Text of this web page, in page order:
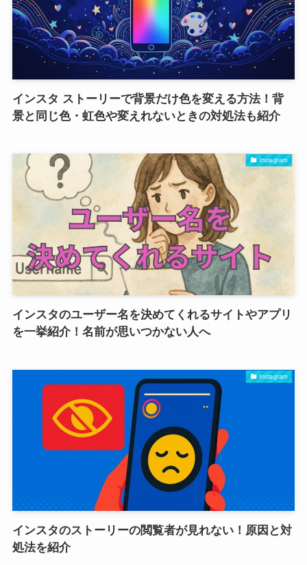
インスタ ストーリーで背景だけ色を変える方法！背
景と同じ色・虹色や変えれないときの対処法も紹介
Instagram
インスタのユーザー名を決めてくれるサイトやアプリ
を一挙紹介！名前が思いつかない人へ
Instagram
インスタのストーリーの閲覧者が見れない！原因と対
処法を紹介